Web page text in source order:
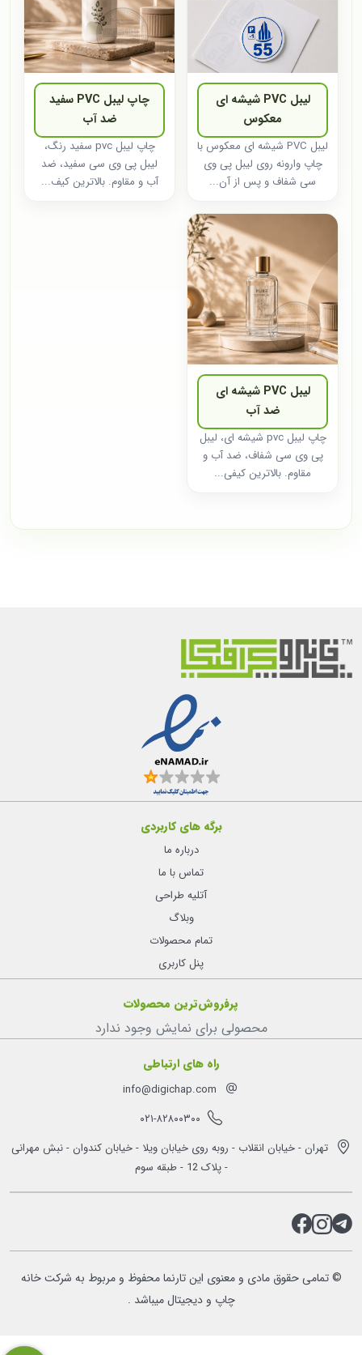
لیبل PVC شیشه ای
معکوس
لیبل PVC شیشه ای معکوس با
چاپ وارونه روی لیبل پی وی
سی شفاف و پس از آن...
چاپ لیبل PVC سفید
ضد آب
چاپ لیبل pvc سفید رنگ،
لیبل پی وی سی سفید، ضد
آب و مقاوم. بالاترین کیف...
لیبل PVC شیشه ای
ضد آب
چاپ لیبل pvc شیشه ای، لیبل
پی وی سی شفاف، ضد آب و
مقاوم. بالاترین کیفی...
برگه های کاربردی
درباره ما
تماس با ما
آتلیه طراحی
وبلاگ
تمام محصولات
پنل کاربری
پرفروش‌ترین محصولات
محصولی برای نمایش وجود ندارد
راه های ارتباطی
info@digichap.com
۰۲۱-۸۲۸۰۰۳۰۰
تهران - خیابان انقلاب - روبه روی خیابان ویلا - خیابان کندوان - نبش مهرانی
- پلاک 12 - طبقه سوم
© تمامی حقوق مادی و معنوی این تارنما محفوظ و مربوط به شرکت خانه
چاپ و دیجیتال میباشد .